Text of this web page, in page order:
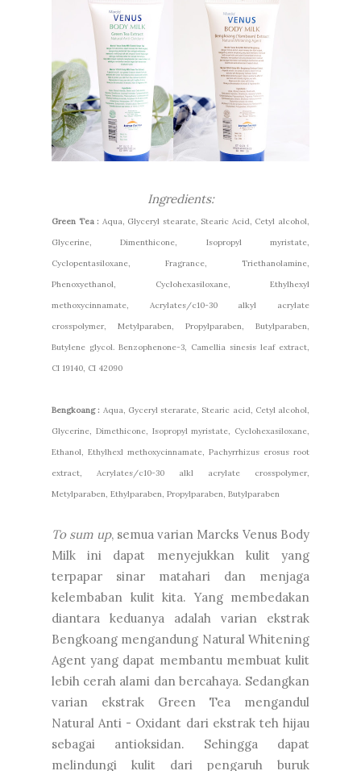
Ingredients:
Green Tea : Aqua, Glyceryl stearate, Stearic Acid, Cetyl alcohol,
Glycerine, Dimenthicone, Isopropyl myristate,
Cyclopentasiloxane, Fragrance, Triethanolamine,
Phenoxyethanol, Cyclohexasiloxane, Ethylhexyl
methoxycinnamate, Acrylates/c10-30 alkyl acrylate
crosspolymer, Metylparaben, Propylparaben, Butylparaben,
Butylene glycol. Benzophenone-3, Camellia sinesis leaf extract,
CI 19140, CI 42090
Bengkoang : Aqua, Gyceryl sterarate, Stearic acid, Cetyl alcohol,
Glycerine, Dimethicone, Isopropyl myristate, Cyclohexasiloxane,
Ethanol, Ethylhexl methoxycinnamate, Pachyrrhizus erosus root
extract, Acrylates/c10-30 alkl acrylate crosspolymer,
Metylparaben, Ethylparaben, Propylparaben, Butylparaben
To sum up, semua varian Marcks Venus Body
Milk ini dapat menyejukkan kulit yang
terpapar sinar matahari dan menjaga
kelembaban kulit kita. Yang membedakan
diantara keduanya adalah varian ekstrak
Bengkoang mengandung Natural Whitening
Agent yang dapat membantu membuat kulit
lebih cerah alami dan bercahaya. Sedangkan
varian ekstrak Green Tea mengandul
Natural Anti - Oxidant dari ekstrak teh hijau
sebagai antioksidan. Sehingga dapat
melindungi kulit dari pengaruh buruk